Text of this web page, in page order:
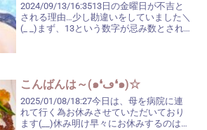
2024/09/13/16:3513日の金曜日が不吉と
される理由…少し勘違いをしていました＼
(_ _)まず、13という数字が忌み数とされ
こんばんは～(๑❛ڡ❛๑)☆
2025/01/08/18:27今日は、母を病院に連
れて行く為お休みさせていただいており
ます(__)休み明け早々にお休みするのは…